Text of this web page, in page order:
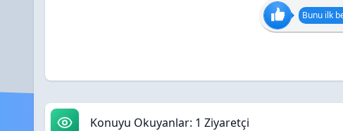
Bunu ilk
Konuyu Okuyanlar: 1 Ziyaretçi